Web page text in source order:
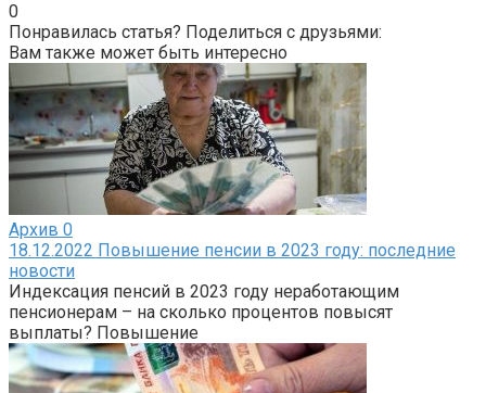
0
Понравилась статья? Поделиться с друзьями:
Вам также может быть интересно
Архив 0
18.12.2022 Повышение пенсии в 2023 году: последние
новости
Индексация пенсий в 2023 году неработающим
пенсионерам – на сколько процентов повысят
выплаты? Повышение